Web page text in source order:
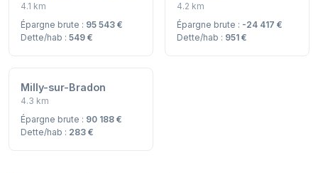
4.1 km
Épargne brute : 95 543 €
Dette/hab : 549 €
4.2 km
Épargne brute : -24 417 €
Dette/hab : 951 €
Milly-sur-Bradon
4.3 km
Épargne brute : 90 188 €
Dette/hab : 283 €